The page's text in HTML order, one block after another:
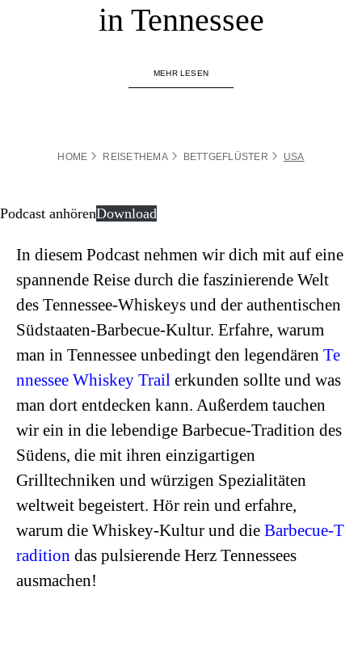
in Tennessee
MEHR LESEN
HOME REISETHEMA BETTGEFLÜSTER USA
Podcast anhörenDownload
In diesem Podcast nehmen wir dich mit auf eine
spannende Reise durch die faszinierende Welt
des Tennessee-Whiskeys und der authentischen
Südstaaten-Barbecue-Kultur. Erfahre, warum
man in Tennessee unbedingt den legendären Te
nnessee Whiskey Trail erkunden sollte und was
man dort entdecken kann. Außerdem tauchen
wir ein in die lebendige Barbecue-Tradition des
Südens, die mit ihren einzigartigen
Grilltechniken und würzigen Spezialitäten
weltweit begeistert. Hör rein und erfahre,
warum die Whiskey-Kultur und die Barbecue-T
radition das pulsierende Herz Tennessees
ausmachen!